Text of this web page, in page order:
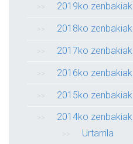
2019ko zenbakiak
2018ko zenbakiak
2017ko zenbakiak
2016ko zenbakiak
2015ko zenbakiak
2014ko zenbakiak
Urtarrila